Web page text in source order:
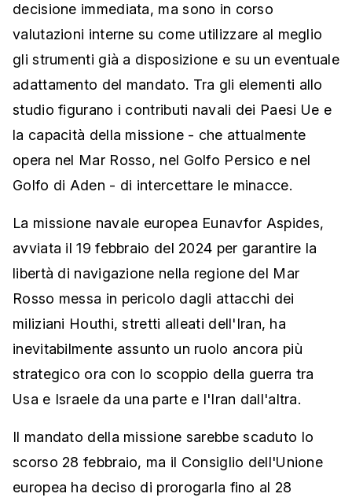
decisione immediata, ma sono in corso
valutazioni interne su come utilizzare al meglio
gli strumenti già a disposizione e su un eventuale
adattamento del mandato. Tra gli elementi allo
studio figurano i contributi navali dei Paesi Ue e
la capacità della missione - che attualmente
opera nel Mar Rosso, nel Golfo Persico e nel
Golfo di Aden - di intercettare le minacce.
La missione navale europea Eunavfor Aspides,
avviata il 19 febbraio del 2024 per garantire la
libertà di navigazione nella regione del Mar
Rosso messa in pericolo dagli attacchi dei
miliziani Houthi, stretti alleati dell'Iran, ha
inevitabilmente assunto un ruolo ancora più
strategico ora con lo scoppio della guerra tra
Usa e Israele da una parte e l'Iran dall'altra.
Il mandato della missione sarebbe scaduto lo
scorso 28 febbraio, ma il Consiglio dell'Unione
europea ha deciso di prorogarla fino al 28